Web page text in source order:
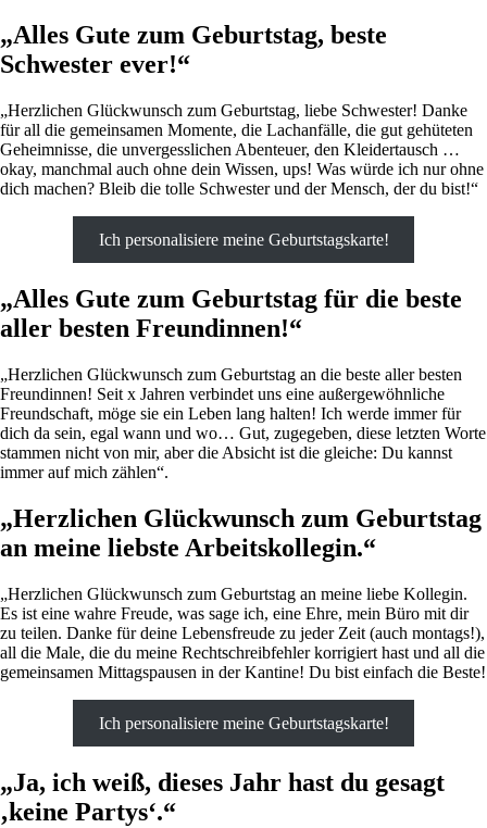
„Alles Gute zum Geburtstag, beste
Schwester ever!“
„Herzlichen Glückwunsch zum Geburtstag, liebe Schwester! Danke
für all die gemeinsamen Momente, die Lachanfälle, die gut gehüteten
Geheimnisse, die unvergesslichen Abenteuer, den Kleidertausch …
okay, manchmal auch ohne dein Wissen, ups! Was würde ich nur ohne
dich machen? Bleib die tolle Schwester und der Mensch, der du bist!“
Ich personalisiere meine Geburtstagskarte!
„Alles Gute zum Geburtstag für die beste
aller besten Freundinnen!“
„Herzlichen Glückwunsch zum Geburtstag an die beste aller besten
Freundinnen! Seit x Jahren verbindet uns eine außergewöhnliche
Freundschaft, möge sie ein Leben lang halten! Ich werde immer für
dich da sein, egal wann und wo… Gut, zugegeben, diese letzten Worte
stammen nicht von mir, aber die Absicht ist die gleiche: Du kannst
immer auf mich zählen“.
„Herzlichen Glückwunsch zum Geburtstag
an meine liebste Arbeitskollegin.“
„Herzlichen Glückwunsch zum Geburtstag an meine liebe Kollegin.
Es ist eine wahre Freude, was sage ich, eine Ehre, mein Büro mit dir
zu teilen. Danke für deine Lebensfreude zu jeder Zeit (auch montags!),
all die Male, die du meine Rechtschreibfehler korrigiert hast und all die
gemeinsamen Mittagspausen in der Kantine! Du bist einfach die Beste!
Ich personalisiere meine Geburtstagskarte!
„Ja, ich weiß, dieses Jahr hast du gesagt
‚keine Partys‘.“